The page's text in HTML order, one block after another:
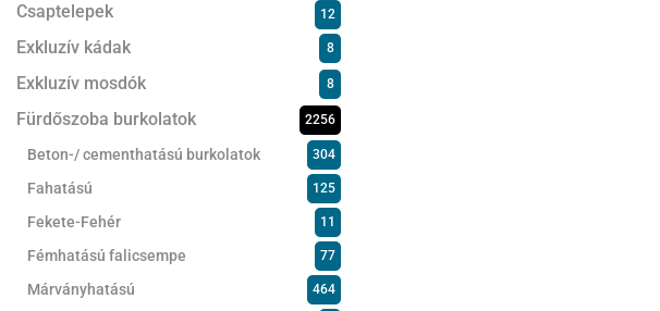
Csaptelepek 12
Exkluzív kádak 8
Exkluzív mosdók 8
Fürdőszoba burkolatok 2256
Beton-/ cementhatású burkolatok 304
Fahatású 125
Fekete-Fehér 11
Fémhatású falicsempe 77
Márványhatású 464